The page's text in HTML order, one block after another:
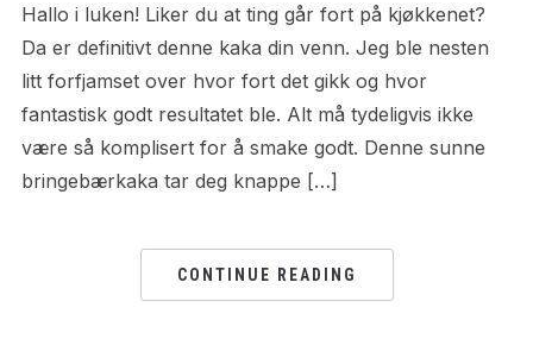
Hallo i luken! Liker du at ting går fort på kjøkkenet?
Da er definitivt denne kaka din venn. Jeg ble nesten
litt forfjamset over hvor fort det gikk og hvor
fantastisk godt resultatet ble. Alt må tydeligvis ikke
være så komplisert for å smake godt. Denne sunne
bringebærkaka tar deg knappe […]
CONTINUE READING